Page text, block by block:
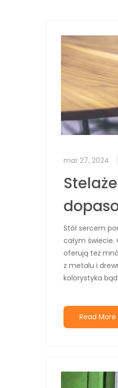
mar 27, 2024
Stół sercem
całym
oferują też
z metalu i
kolorystyka
Read More